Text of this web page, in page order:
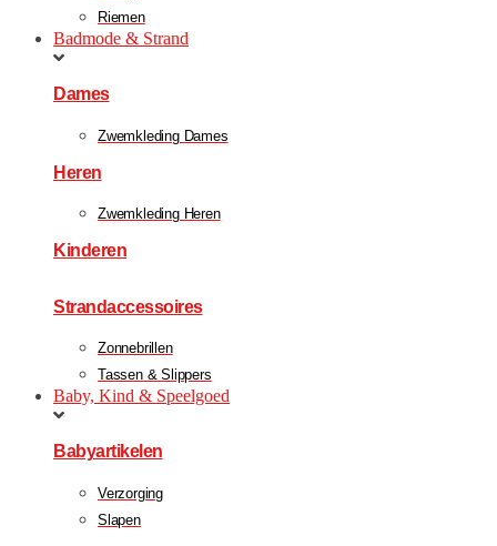
Riemen
Badmode & Strand
Dames
Zwemkleding Dames
Heren
Zwemkleding Heren
Kinderen
Strandaccessoires
Zonnebrillen
Tassen & Slippers
Baby, Kind & Speelgoed
Babyartikelen
Verzorging
Slapen